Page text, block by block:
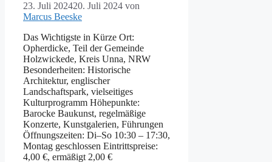
23. Juli 202420. Juli 2024 von
Marcus Beeske
Das Wichtigste in Kürze Ort:
Opherdicke, Teil der Gemeinde
Holzwickede, Kreis Unna, NRW
Besonderheiten: Historische
Architektur, englischer
Landschaftspark, vielseitiges
Kulturprogramm Höhepunkte:
Barocke Baukunst, regelmäßige
Konzerte, Kunstgalerien, Führungen
Öffnungszeiten: Di–So 10:30 – 17:30,
Montag geschlossen Eintrittspreise:
4,00 €, ermäßigt 2,00 €